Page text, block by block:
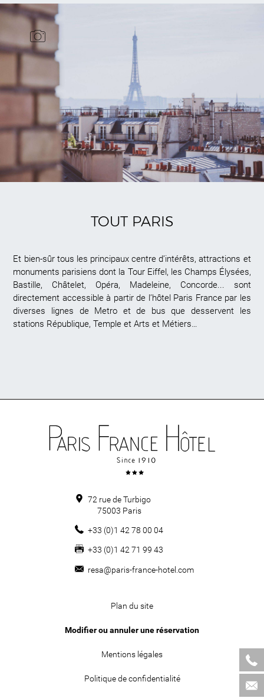
TOUT PARIS
Et bien-sûr tous les principaux centre d’intérêts, attractions et
monuments parisiens dont la Tour Eiffel, les Champs Élysées,
Bastille, Châtelet, Opéra, Madeleine, Concorde... sont
directement accessible à partir de l’hôtel Paris France par les
diverses lignes de Metro et de bus que desservent les
stations République, Temple et Arts et Métiers…
72 rue de Turbigo
75003 Paris
+33 (0)1 42 78 00 04
+33 (0)1 42 71 99 43
resa@paris-france-hotel.com
Plan du site
Modifier ou annuler une réservation
Mentions légales
Politique de confidentialité